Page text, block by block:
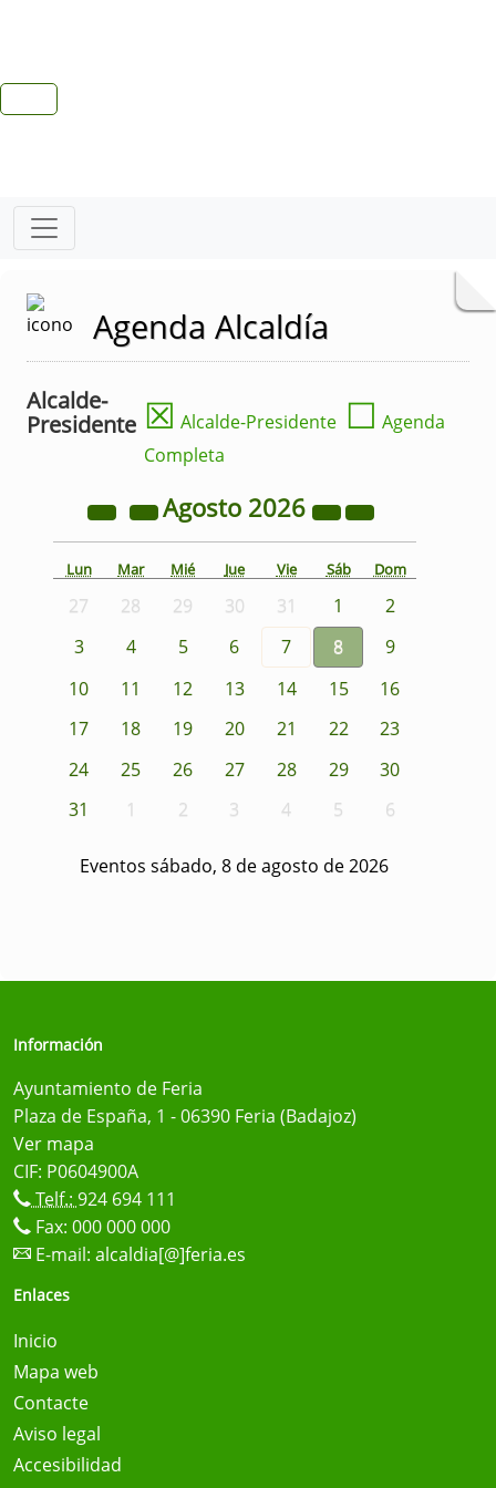
Agenda Alcaldía
Alcalde-
Presidente ☒ Alcalde-Presidente ☐ Agenda
Completa
Agosto 2026
Lun Mar Mié Jue Vie Sáb Dom
27 28 29 30 31 1
2
3
4 5 6 7 8
9
10
11 12 13 14 15
16
17
18 19 20 21 22
23
24
25 26 27 28 29
30
31
1 2 3 4 5 6
Eventos sábado, 8 de agosto de 2026
Información
Ayuntamiento de Feria
Plaza de España, 1 - 06390 Feria (Badajoz)
Ver mapa
CIF: P0604900A
Telf.: 924 694 111
Fax: 000 000 000
E-mail: alcaldia[@]feria.es
Enlaces
Inicio
Mapa web
Contacte
Aviso legal
Accesibilidad